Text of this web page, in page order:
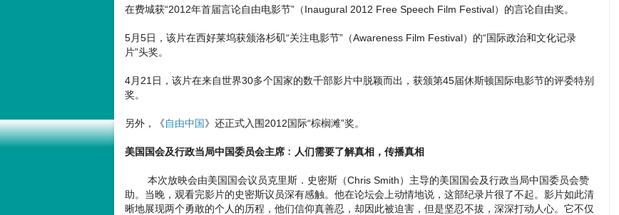
在费城获“2012年首届言论自由电影节”（Inaugural 2012 Free Speech Film Festival）的言论自由奖。
5月5日，该片在西好莱坞获颁洛杉矶“关注电影节”（Awareness Film Festival）的“国际政治和文化记录
片”头奖。
4月21日，该片在来自世界30多个国家的数千部影片中脱颖而出，获颁第45届休斯顿国际电影节的评委特别
奖。
另外，《自由中国》还正式入围2012国际“棕榈滩”奖。
美国国会及行政当局中国委员会主席﹕人们需要了解真相，传播真相
本次放映会由美国国会议员克里斯．史密斯（Chris Smith）主导的美国国会及行政当局中国委员会赞
助。当晚，观看完影片的史密斯议员深有感触。他在论坛会上动情地说，这部纪录片很了不起。影片如此清
晰地展现两个勇敢的个人的历程，他们信仰真善忍，却因此被迫害，但是坚忍不拔，深深打动人心。它不仅